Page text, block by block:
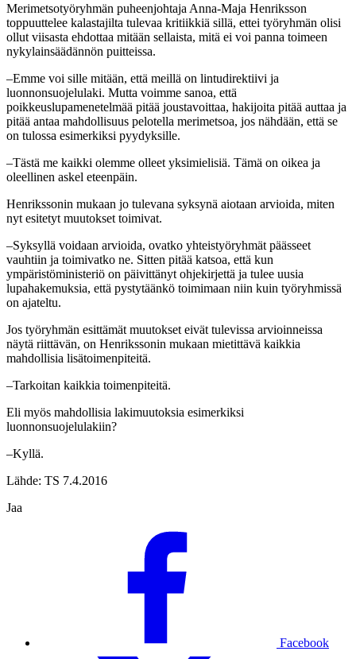
Merimetsotyöryhmän puheenjohtaja Anna-Maja Henriksson
toppuuttelee kalastajilta tulevaa kritiikkiä sillä, ettei työryhmän olisi
ollut viisasta ehdottaa mitään sellaista, mitä ei voi panna toimeen
nykylainsäädännön puitteissa.
–Emme voi sille mitään, että meillä on lintudirektiivi ja
luonnonsuojelulaki. Mutta voimme sanoa, että
poikkeuslupamenetelmää pitää joustavoittaa, hakijoita pitää auttaa ja
pitää antaa mahdollisuus pelotella merimetsoa, jos nähdään, että se
on tulossa esimerkiksi pyydyksille.
–Tästä me kaikki olemme olleet yksimielisiä. Tämä on oikea ja
oleellinen askel eteenpäin.
Henrikssonin mukaan jo tulevana syksynä aiotaan arvioida, miten
nyt esitetyt muutokset toimivat.
–Syksyllä voidaan arvioida, ovatko yhteistyöryhmät päässeet
vauhtiin ja toimivatko ne. Sitten pitää katsoa, että kun
ympäristöministeriö on päivittänyt ohjekirjettä ja tulee uusia
lupahakemuksia, että pystytäänkö toimimaan niin kuin työryhmissä
on ajateltu.
Jos työryhmän esittämät muutokset eivät tulevissa arvioinneissa
näytä riittävän, on Henrikssonin mukaan mietittävä kaikkia
mahdollisia lisätoimenpiteitä.
–Tarkoitan kaikkia toimenpiteitä.
Eli myös mahdollisia lakimuutoksia esimerkiksi
luonnonsuojelulakiin?
–Kyllä.
Lähde: TS 7.4.2016
Jaa
Facebook